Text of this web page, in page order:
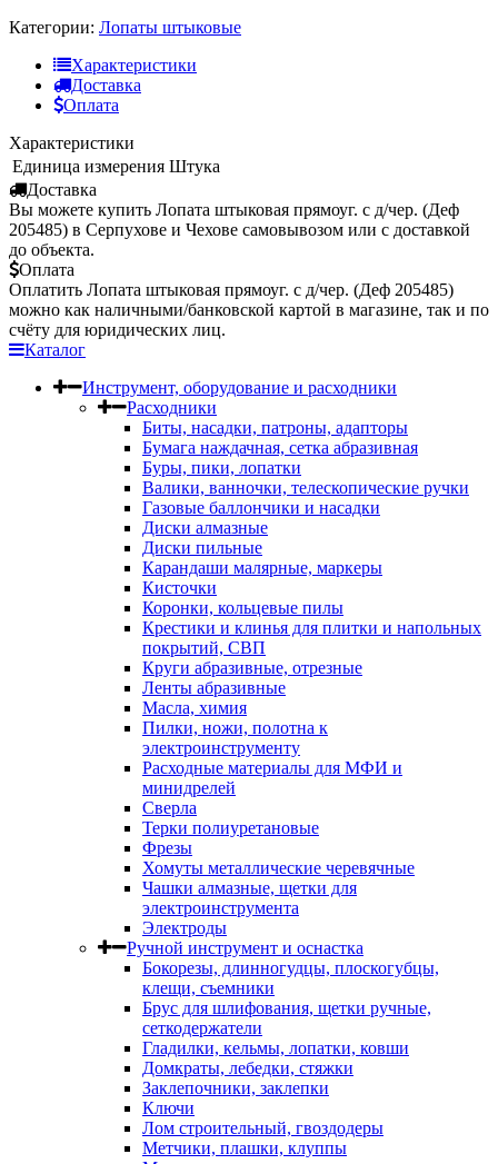
Категории: Лопаты штыковые
Характеристики
Доставка
Оплата
Характеристики
Единица измерения Штука
Доставка
Вы можете купить Лопата штыковая прямоуг. с д/чер. (Деф
205485) в Серпухове и Чехове самовывозом или с доставкой
до объекта.
Оплата
Оплатить Лопата штыковая прямоуг. с д/чер. (Деф 205485)
можно как наличными/банковской картой в магазине, так и по
счёту для юридических лиц.
Каталог
Инструмент, оборудование и расходники
Расходники
Биты, насадки, патроны, адапторы
Бумага наждачная, сетка абразивная
Буры, пики, лопатки
Валики, ванночки, телескопические ручки
Газовые баллончики и насадки
Диски алмазные
Диски пильные
Карандаши малярные, маркеры
Кисточки
Коронки, кольцевые пилы
Крестики и клинья для плитки и напольных
покрытий, СВП
Круги абразивные, отрезные
Ленты абразивные
Масла, химия
Пилки, ножи, полотна к
электроинструменту
Расходные материалы для МФИ и
минидрелей
Сверла
Терки полиуретановые
Фрезы
Хомуты металлические черевячные
Чашки алмазные, щетки для
электроинструмента
Электроды
Ручной инструмент и оснастка
Бокорезы, длинногудцы, плоскогубцы,
клещи, съемники
Брус для шлифования, щетки ручные,
сеткодержатели
Гладилки, кельмы, лопатки, ковши
Домкраты, лебедки, стяжки
Заклепочники, заклепки
Ключи
Лом строительный, гвоздодеры
Метчики, плашки, клуппы